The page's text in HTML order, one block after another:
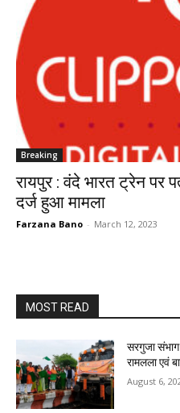
Breaking
रायपुर : वंदे भारत ट्रेन पर
दर्ज हुआ मामला
Farzana Bano - March 12, 2023
MOST READ
सरगुजा
रामलला एवं
August 6,